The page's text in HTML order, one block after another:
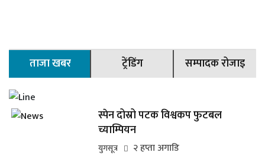
ताजा खबर ट्रेंडिंग सम्पादक रोजाइ
स्पेन दोस्रो पटक विश्वकप फुटबल
च्याम्पियन
युगसूत्र २ हप्ता अगाडि